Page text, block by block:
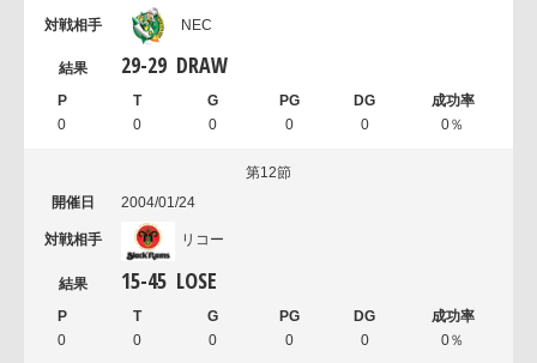
NEC
29-29 DRAW
0 0 0 0 0 0％
第12節
2004/01/24
リコー
15-45 LOSE
0 0 0 0 0 0％